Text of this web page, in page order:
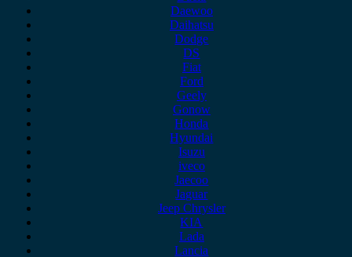
Daewoo
Daihatsu
Dodge
DS
Fiat
Ford
Geely
Gonow
Honda
Hyundai
Isuzu
iveco
Jaecoo
Jaguar
Jeep Chrysler
KIA
Lada
Lancia